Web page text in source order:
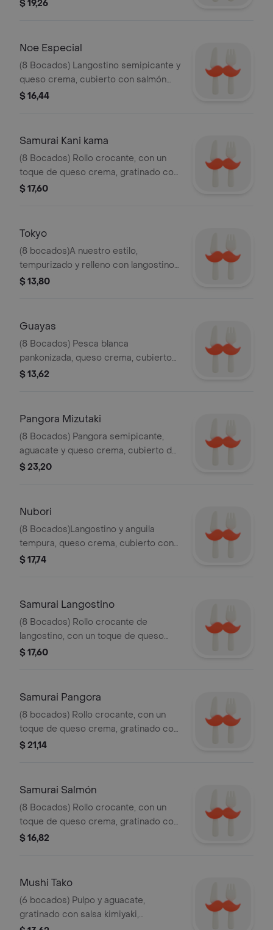
$ 19,26
Noe Especial
(8 Bocados) Langostino semipicante y
queso crema, cubierto con salmón
grillado y gratinado con salsa de
$ 16,44
Samurai Kani kama
(8 Bocados) Rollo crocante, con un
toque de queso crema, gratinado con
salsa de ajonjolí.
$ 17,60
Tokyo
(8 bocados)A nuestro estilo,
tempurizado y relleno con langostino
semipicante.
$ 13,80
Guayas
(8 Bocados) Pesca blanca
pankonizada, queso crema, cubierto
con maqueño, coronado con pangora
$ 13,62
Pangora Mizutaki
(8 Bocados) Pangora semipicante,
aguacate y queso crema, cubierto de
salmón ahumado y gratinado con
$ 23,20
Nubori
(8 Bocados)Langostino y anguila
tempura, queso crema, cubierto con
cangrejo y caviar, acompañado de
aguacate.
$ 17,74
Samurai Langostino
(8 Bocados) Rollo crocante de
langostino, con un toque de queso
crema, gratinado con salsa de ajonjolí.
$ 17,60
Samurai Pangora
(8 bocados) Rollo crocante, con un
toque de queso crema, gratinado con
salsa de ajonjolí.
$ 21,14
Samurai Salmón
(8 Bocados) Rollo crocante, con un
toque de queso crema, gratinado con
salsa de ajonjolí.
$ 16,82
Mushi Tako
(6 bocados) Pulpo y aguacate,
gratinado con salsa kimiyaki,